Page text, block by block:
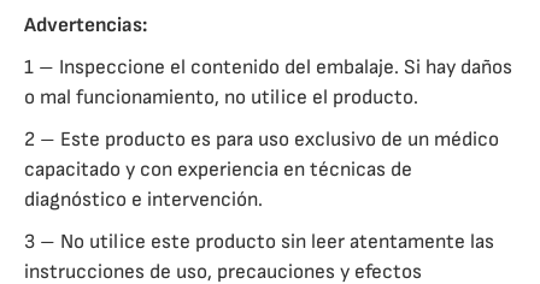
Advertencias:
1 – Inspeccione el contenido del embalaje. Si hay daños
o mal funcionamiento, no utilice el producto.
2 – Este producto es para uso exclusivo de un médico
capacitado y con experiencia en técnicas de
diagnóstico e intervención.
3 – No utilice este producto sin leer atentamente las
instrucciones de uso, precauciones y efectos